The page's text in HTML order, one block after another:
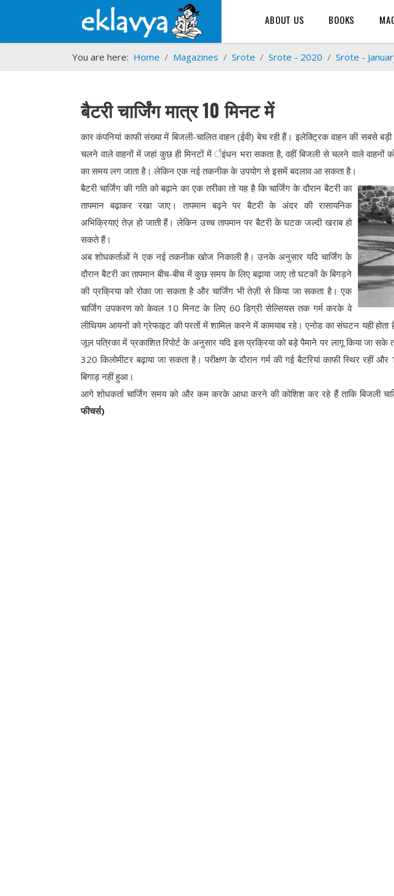
ABOUT US BOOKS
You are here: Home Magazines Srote Srote - 2020 Srote -
बैटरी चार्जिंग मात्र 10 मिनट में
कार कंपनियां काफी संख्या में बिजली-चालित वाहन (ईवी) बेच रही हैं। इलेक्ट्रिक वाहन की सबसे
चलने वाले वाहनों में जहां कुछ ही मिनटों में र्इंधन भरा सकता है, वहीं बिजली से चलने वाले वाहनों
का समय लग जाता है। लेकिन एक नई तकनीक के उपयोग से इसमें बदलाव आ सकता है।
बैटरी चार्जिंग की गति को बढ़ाने का एक तरीका तो यह है कि चार्जिंग के दौरान बैटरी का
तापमान बढ़ाकर रखा जाए। तापमान बढ़ने पर बैटरी के अंदर की रासायनिक
अभिक्रियाएं तेज़ हो जाती हैं। लेकिन उच्च तापमान पर बैटरी के घटक जल्दी खराब हो
सकते हैं।
अब शोधकर्ताओं ने एक नई तकनीक खोज निकाली है। उनके अनुसार यदि चार्जिंग के
दौरान बैटरी का तापमान बीच-बीच में कुछ समय के लिए बढ़ाया जाए तो घटकों के बिगड़ने
की प्रक्रिया को रोका जा सकता है और चार्जिंग भी तेज़ी से किया जा सकता है। एक
चार्जिंग उपकरण को केवल 10 मिनट के लिए 60 डिग्री सेल्सियस तक गर्म करके वे
लीथियम आयनों को ग्रेफाइट की परतों में शामिल करने में कामयाब रहे। एनोड का संघटन यही होता
जूल पत्रिका में प्रकाशित रिपोर्ट के अनुसार यदि इस प्रक्रिया को बड़े पैमाने पर लागू किया जा सके
320 किलोमीटर बढ़ाया जा सकता है। परीक्षण के दौरान गर्म की गई बैटरियां काफी स्थिर रहीं
बिगाड़ नहीं हुआ।
आगे शोधकर्ता चार्जिंग समय को और कम करके आधा करने की कोशिश कर रहे हैं ताकि बिजली
फीचर्स)